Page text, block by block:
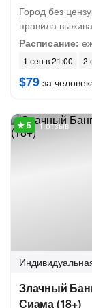
Город без
правила
Расписание:
1 сен в 21:00 2
$79 за
1 отзыв
Злачный
Сиама (18+)